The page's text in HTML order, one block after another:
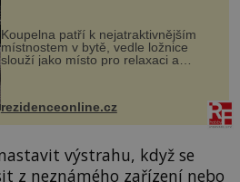
Koupelna patří k nejatraktivnějším
místnostem v bytě, vedle ložnice
slouží jako místo pro relaxaci a
odpočinek. Koupelnový textil –
ručníky, osušky a koberečky –
mohou jako mávnutím kouzelného
proutku...
rezidenceonline.cz
výstrahu, když se
z neznámého zařízení nebo